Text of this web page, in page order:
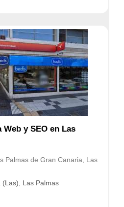
y SEO en Las
Palmas de Gran Canaria, Las
(Las), Las Palmas